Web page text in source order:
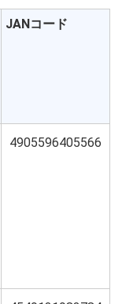
JANコード
4905596405566